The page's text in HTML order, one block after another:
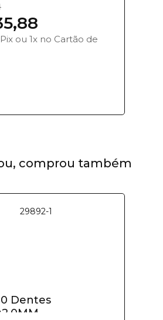
ou 1x no Cartão de
comprou também
Dentes